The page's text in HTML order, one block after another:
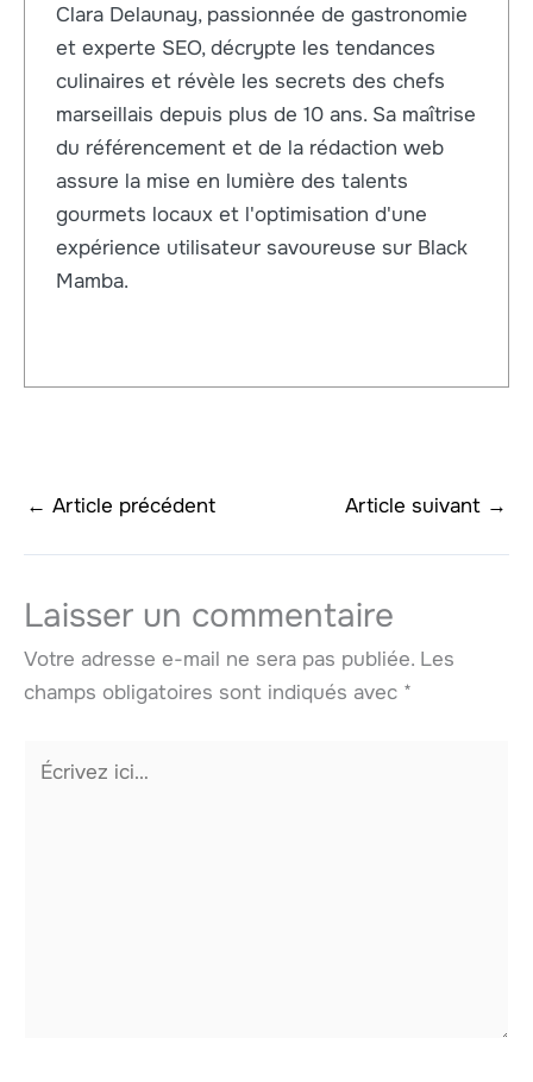
Clara Delaunay, passionnée de gastronomie
et experte SEO, décrypte les tendances
culinaires et révèle les secrets des chefs
marseillais depuis plus de 10 ans. Sa maîtrise
du référencement et de la rédaction web
assure la mise en lumière des talents
gourmets locaux et l'optimisation d'une
expérience utilisateur savoureuse sur Black
Mamba.
← Article précédent Article suivant →
Laisser un commentaire
Votre adresse e-mail ne sera pas publiée. Les
champs obligatoires sont indiqués avec *
Écrivez